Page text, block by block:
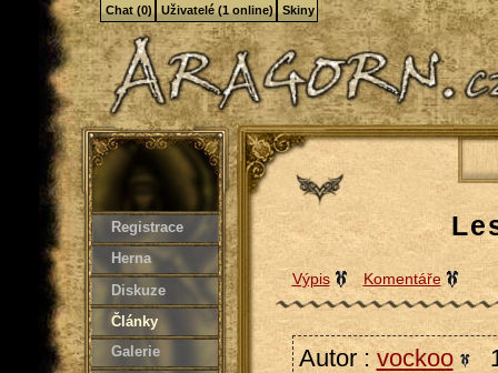
Registrace
Herna
Diskuze
Články
Galerie
Výpis Komentáře
Autor : vockoo
Chat (0) Uživatelé (1 online) Skiny